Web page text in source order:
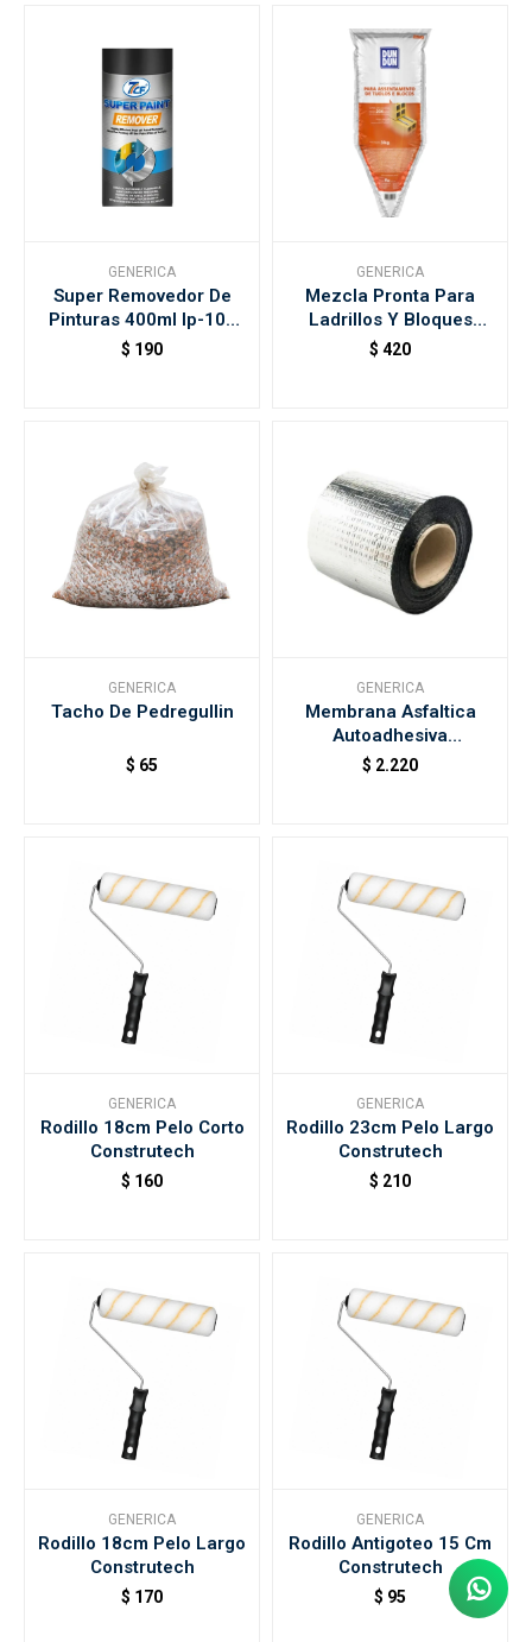
GENERICA
Super Removedor De
Pinturas 400ml Ip-106
7cf
$ 190
GENERICA
Mezcla Pronta Para
Ladrillos Y Bloques
Bolsa 3kg Dundun
$ 420
GENERICA
Tacho De Pedregullin
$ 65
GENERICA
Membrana Asfaltica
Autoadhesiva
50cmx10m Construtech
$ 2.220
GENERICA
Rodillo 18cm Pelo Corto
Construtech
$ 160
GENERICA
Rodillo 23cm Pelo Largo
Construtech
$ 210
GENERICA
Rodillo 18cm Pelo Largo
Construtech
$ 170
GENERICA
Rodillo Antigoteo 15 Cm
Construtech
$ 95